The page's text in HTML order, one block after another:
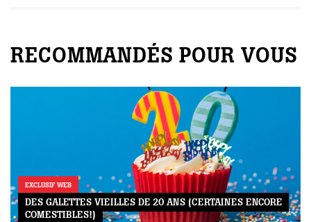
RECOMMANDÉS POUR VOUS
EXCLUSIF WEB
DES GALETTES VIEILLES DE 20 ANS (CERTAINES ENCORE
COMESTIBLES!)